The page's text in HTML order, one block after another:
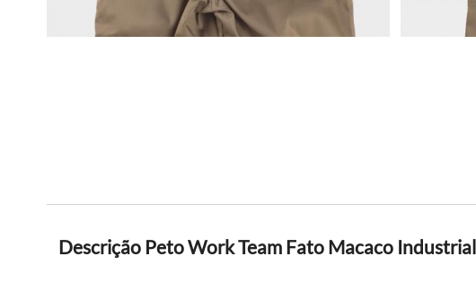
Descrição Peto Work Team Fato Macaco Industrial